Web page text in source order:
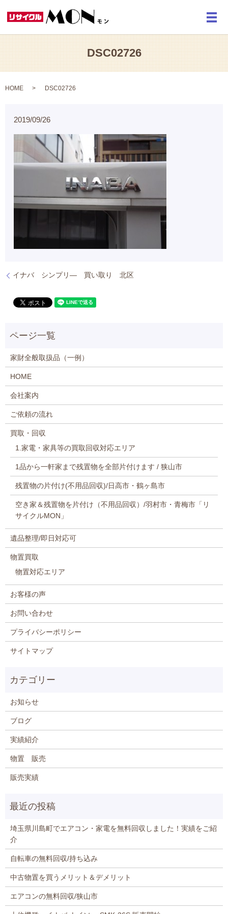
メ
DSC02726
HOME DSC02726
2019/09/26
イナバ シンプリ― 買い取り 北区
家財全般取扱品（一例）
HOME
会社案内
ご依頼の流れ
買取・回収
1.家電・家具等の買取回収対応エリア
1品から一軒家まで残置物を全部片付けます / 狭山市
残置物の片付け(不用品回収)/日高市・鶴ヶ島市
空き家＆残置物を片付け（不用品回収）/羽村市・青梅市「リ
サイクルMON」
遺品整理/即日対応可
物置買取
物置対応エリア
お客様の声
お問い合わせ
プライバシーポリシー
サイトマップ
お知らせ
ブログ
実績紹介
物置 販売
販売実績
埼玉県川島町でエアコン・家電を無料回収しました！実績をご紹
介
自転車の無料回収/持ち込み
中古物置を買うメリット＆デメリット
エアコンの無料回収/狭山市